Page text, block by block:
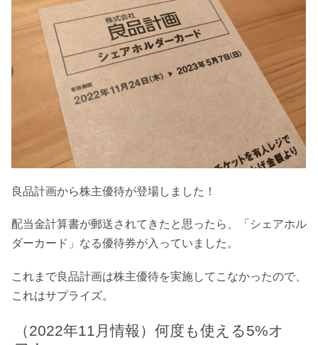
良品計画から株主優待が登場しました！
配当金計算書が郵送されてきたと思ったら、「シェアホル
ダーカード」なる優待券が入っていました。
これまで良品計画は株主優待を実施してこなかったので、
これはサプライズ。
（2022年11月情報）何度も使える5%オ